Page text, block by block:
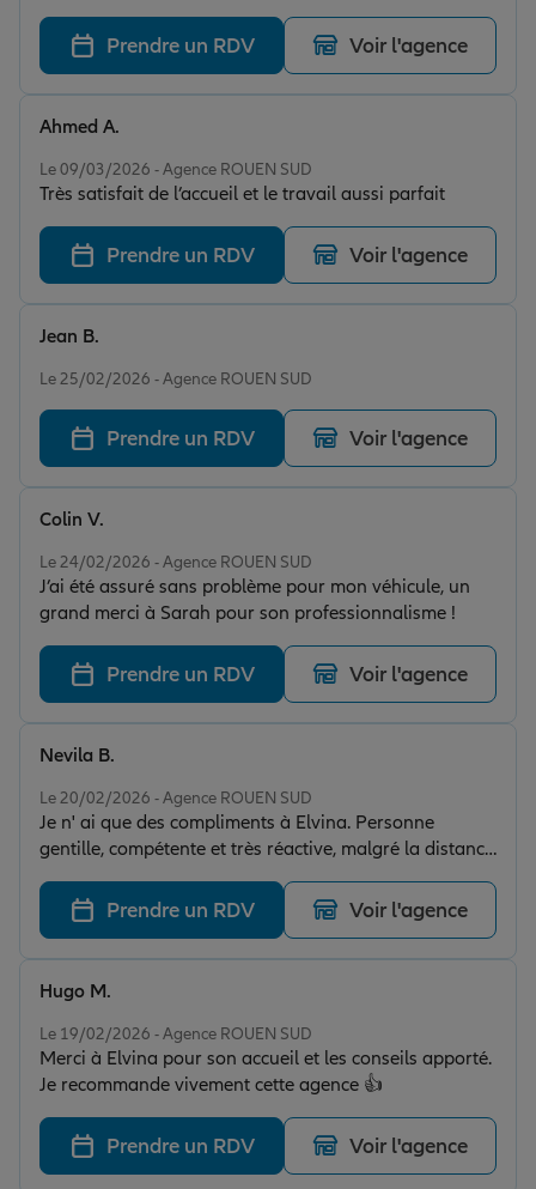
Prendre un RDV Voir l'agence
Le 09/03/2026 - Agence ROUEN SUD
Très satisfait de l’accueil et le travail aussi parfait
Ahmed A.
Prendre un RDV Voir l'agence
Le 25/02/2026 - Agence ROUEN SUD
Jean B.
Prendre un RDV Voir l'agence
Le 24/02/2026 - Agence ROUEN SUD
J’ai été assuré sans problème pour mon véhicule, un
grand merci à Sarah pour son professionnalisme !
Colin V.
Prendre un RDV Voir l'agence
Le 20/02/2026 - Agence ROUEN SUD
Je n' ai que des compliments à Elvina. Personne
gentille, compétente et très réactive, malgré la distance
qui me sépare de l'agence, elle sait prendre le temps
pour conseiller et m' informer au mieux. Félicitations à
elle.
Nevila B.
Prendre un RDV Voir l'agence
Le 19/02/2026 - Agence ROUEN SUD
Merci à Elvina pour son accueil et les conseils apporté.
Je recommande vivement cette agence 👍
Hugo M.
Prendre un RDV Voir l'agence